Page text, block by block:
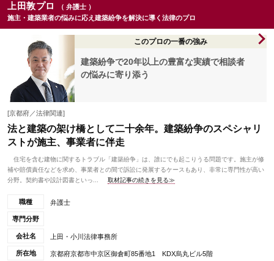
上田敦プロ
（ 弁護士 ）
施主・建築業者の悩みに応え建築紛争を解決に導く法律のプロ
このプロの一番の強み
建築紛争で20年以上の豊富な実績で相談者
の悩みに寄り添う
[京都府／法律関連]
法と建築の架け橋として二十余年。建築紛争のスペシャリ
ストが施主、事業者に伴走
住宅を含む建物に関するトラブル「建築紛争」は、誰にでも起こりうる問題です。施主が修
補や賠償責任などを求め、事業者との間で訴訟に発展するケースもあり、非常に専門性が高い
分野。契約書や設計図書といっ...
取材記事の続きを見る≫
職種 弁護士
専門分野
会社名 上田・小川法律事務所
所在地 京都府京都市中京区御倉町85番地1 KDX烏丸ビル5階